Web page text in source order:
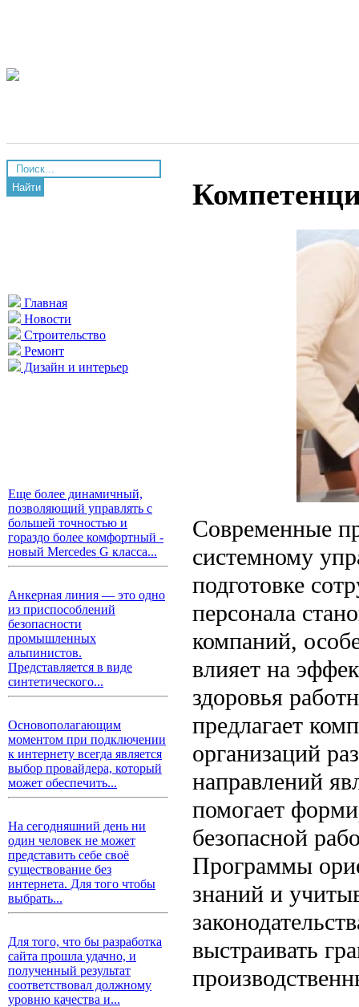
Найти
Главная
Новости
Строительство
Ремонт
Дизайн и интерьер
Еще более динамичный,
позволяющий управлять с
большей точностью и
гораздо более комфортный -
новый Mercedes G класса...
Анкерная линия — это одно
из приспособлений
безопасности
промышленных
альпинистов.
Представляется в виде
синтетического...
Основополагающим
моментом при подключении
к интернету всегда является
выбор провайдера, который
может обеспечить...
На сегодняшний день ни
один человек не может
представить себе своё
существование без
интернета. Для того чтобы
выбрать...
Для того, что бы разработка
сайта прошла удачно, и
полученный результат
соответствовал должному
уровню качества и...
Современные
системному
подготовке
персонала
компаний,
влияет на
здоровья
предлагает
организаций
направлений
помогает
безопасной
Программы
знаний и
выстраивать